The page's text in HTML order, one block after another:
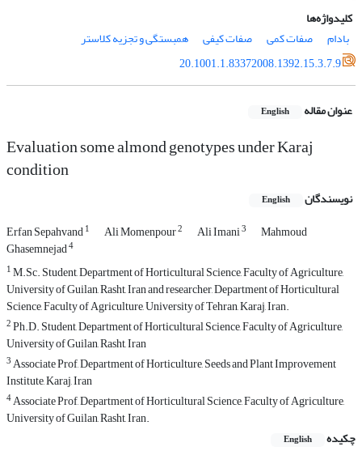
کلیدواژه‌ها
بادام
صفات کمی صفات کیفی
همبستگی و تجزیه کلاستر
20.1001.1.83372008.1392.15.3.7.9
عنوان مقاله English
Evaluation some almond genotypes under Karaj
condition
نویسندگان English
Erfan Sepahvand1 Ali Momenpour2 Ali Imani3 Mahmoud
Ghasemnejad4
1M.Sc. Student, Department of Horticultural Science, Faculty of Agriculture,
University of Guilan, Rasht, Iran and researcher, Department of Horticultural
Science, Faculty of Agriculture, University of Tehran, Karaj, Iran.
2Ph.D. Student, Department of Horticultural Science, Faculty of Agriculture,
University of Guilan, Rasht, Iran
3Associate Prof, Department of Horticulture, Seeds and Plant Improvement
Institute, Karaj, Iran
4Associate Prof, Department of Horticultural Science, Faculty of Agriculture,
University of Guilan, Rasht, Iran.
چکیده
English